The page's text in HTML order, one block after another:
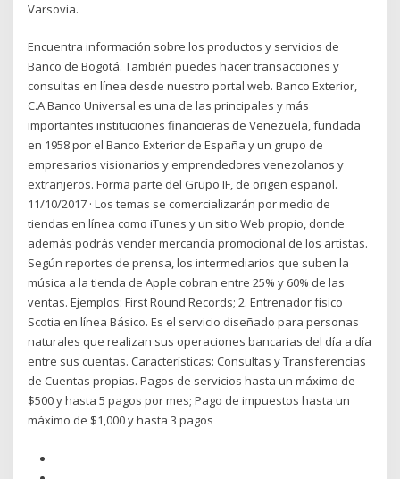
Varsovia.
Encuentra información sobre los productos y servicios de
Banco de Bogotá. También puedes hacer transacciones y
consultas en línea desde nuestro portal web. Banco Exterior,
C.A Banco Universal es una de las principales y más
importantes instituciones financieras de Venezuela, fundada
en 1958 por el Banco Exterior de España y un grupo de
empresarios visionarios y emprendedores venezolanos y
extranjeros. Forma parte del Grupo IF, de origen español.
11/10/2017 · Los temas se comercializarán por medio de
tiendas en línea como iTunes y un sitio Web propio, donde
además podrás vender mercancía promocional de los artistas.
Según reportes de prensa, los intermediarios que suben la
música a la tienda de Apple cobran entre 25% y 60% de las
ventas. Ejemplos: First Round Records; 2. Entrenador físico
Scotia en línea Básico. Es el servicio diseñado para personas
naturales que realizan sus operaciones bancarias del día a día
entre sus cuentas. Características: Consultas y Transferencias
de Cuentas propias. Pagos de servicios hasta un máximo de
$500 y hasta 5 pagos por mes; Pago de impuestos hasta un
máximo de $1,000 y hasta 3 pagos